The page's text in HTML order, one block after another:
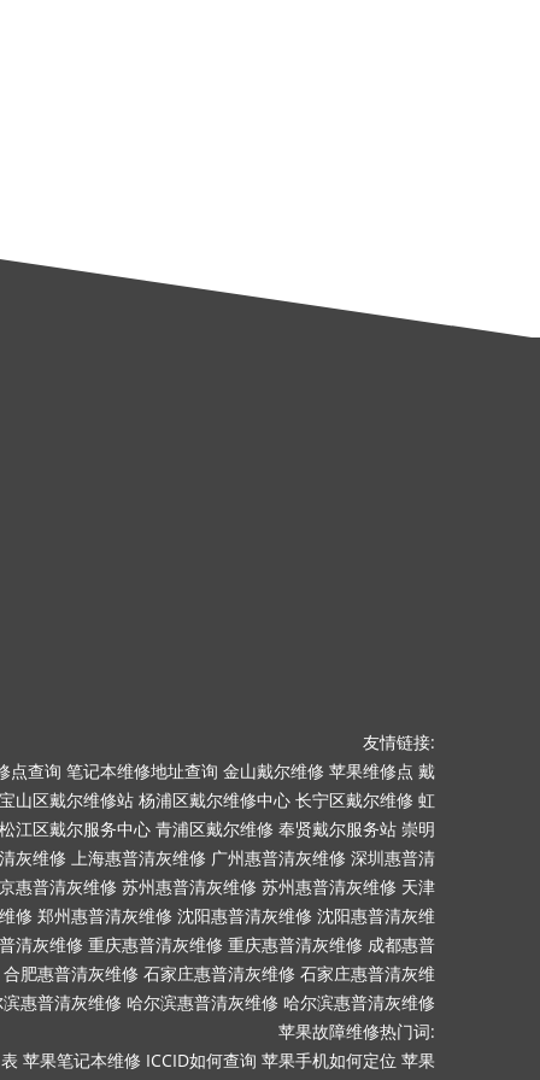
友情链接:
点查询 笔记本维修地址查询 金山戴尔维修 苹果维修点 戴
宝山区戴尔维修站 杨浦区戴尔维修中心 长宁区戴尔维修 虹
松江区戴尔服务中心 青浦区戴尔维修 奉贤戴尔服务站 崇明
灰维修 上海惠普清灰维修 广州惠普清灰维修 深圳惠普清
惠普清灰维修 苏州惠普清灰维修 苏州惠普清灰维修 天津
修 郑州惠普清灰维修 沈阳惠普清灰维修 沈阳惠普清灰维
清灰维修 重庆惠普清灰维修 重庆惠普清灰维修 成都惠普
合肥惠普清灰维修 石家庄惠普清灰维修 石家庄惠普清灰维
惠普清灰维修 哈尔滨惠普清灰维修 哈尔滨惠普清灰维修
苹果故障维修热门词:
苹果笔记本维修 ICCID如何查询 苹果手机如何定位 苹果